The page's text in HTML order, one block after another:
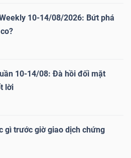
10-14/08/2026: Bứt phá
10-14/08: Đà hồi đối mặt
lời
gì trước giờ giao dịch chứng